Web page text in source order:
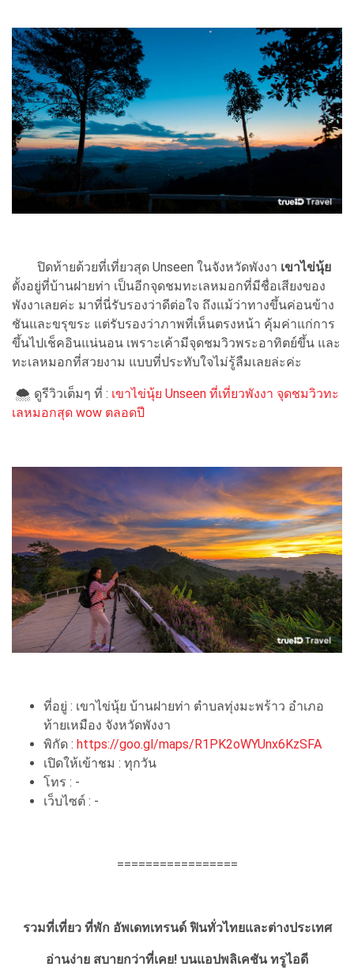
ปิดท้ายด้วยที่เที่ยวสุด Unseen ในจังหวัดพังงา เขาไข่นุ้ย
ตั้งอยู่ที่บ้านฝายท่า เป็นอีกจุดชมทะเลหมอกที่มีชื่อเสียงของ
พังงาเลยค่ะ มาที่นี่รับรองว่าดีต่อใจ ถึงแม้ว่าทางขึ้นค่อนข้าง
ชันและขรุขระ แต่รับรองว่าภาพที่เห็นตรงหน้า คุ้มค่าแก่การ
ขึ้นไปเช็คอินแน่นอน เพราะเค้ามีจุดชมวิวพระอาทิตย์ขึ้น และ
ทะเลหมอกที่สวยงาม แบบที่ประทับใจไม่รู้ลืมเลยล่ะค่ะ
🌨 ดูรีวิวเต็มๆ ที่ : เขาไข่นุ้ย Unseen ที่เที่ยวพังงา จุดชมวิวทะ
เลหมอกสุด wow ตลอดปี
ที่อยู่ : เขาไข่นุ้ย บ้านฝายท่า ตำบลทุ่งมะพร้าว อำเภอ
ท้ายเหมือง จังหวัดพังงา
พิกัด : https://goo.gl/maps/R1PK2oWYUnx6KzSFA
เปิดให้เข้าชม : ทุกวัน
โทร : -
เว็บไซต์ : -
=================
รวมที่เที่ยว ที่พัก อัพเดทเทรนด์ ฟินทั่วไทยและต่างประเทศ
อ่านง่าย สบายกว่าที่เคย! บนแอปพลิเคชัน ทรูไอดี